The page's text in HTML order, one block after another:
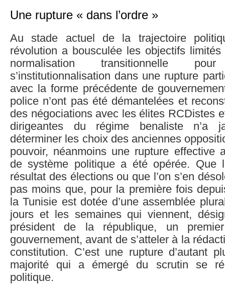
Une rupture « dans l’ordre »
Au stade actuel de la trajectoire
révolution a bousculée les objectifs
normalisation transitionnelle
s’institutionnalisation dans une rupture
avec la forme précédente de
police n’ont pas été démantelées et
des négociations avec les élites RCDistes
dirigeantes du régime benaliste n’a
déterminer les choix des anciennes
pouvoir, néanmoins une rupture effective
de système politique a été opérée. Que
résultat des élections ou que l’on s’en
pas moins que, pour la première fois
la Tunisie est dotée d’une assemblée
jours et les semaines qui viennent,
président de la république, un
gouvernement, avant de s’atteler à la
constitution. C’est une rupture d’autant
majorité qui a émergé du scrutin se
politique.